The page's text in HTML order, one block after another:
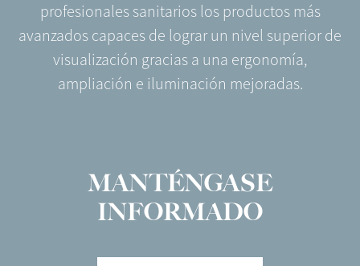
profesionales sanitarios los productos más
avanzados capaces de lograr un nivel superior de
visualización gracias a una ergonomía,
ampliación e iluminación mejoradas.
MANTÉNGASE
INFORMADO